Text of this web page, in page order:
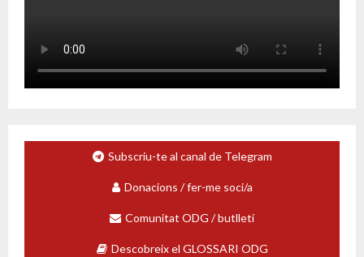
Subscriu-te al canal de Telegram
Donacions / fer-me soci/a
Comunitat ODG / butlletí
Descobreix el GLOSSARI ODG